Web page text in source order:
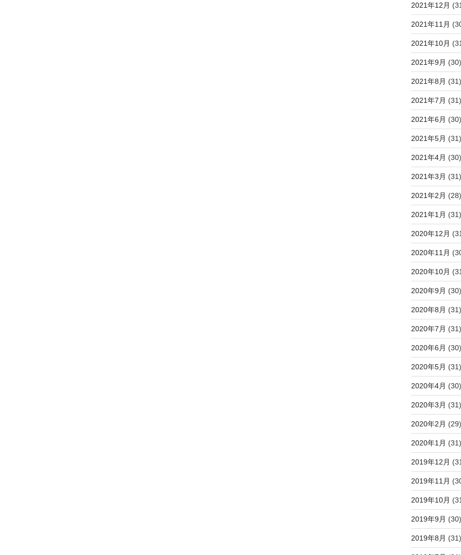
2021年12月
2021年11月
2021年10月
2021年9月 (30)
2021年8月 (31)
2021年7月 (31)
2021年6月 (30)
2021年5月 (31)
2021年4月 (30)
2021年3月 (31)
2021年2月 (28)
2021年1月 (31)
2020年12月
2020年11月
2020年10月
2020年9月 (30)
2020年8月 (31)
2020年7月 (31)
2020年6月 (30)
2020年5月 (31)
2020年4月 (30)
2020年3月 (31)
2020年2月 (29)
2020年1月 (31)
2019年12月
2019年11月
2019年10月
2019年9月 (30)
2019年8月 (31)